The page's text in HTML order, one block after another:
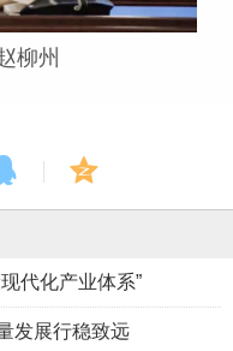
柳州
代化产业体系”
发展行稳致远